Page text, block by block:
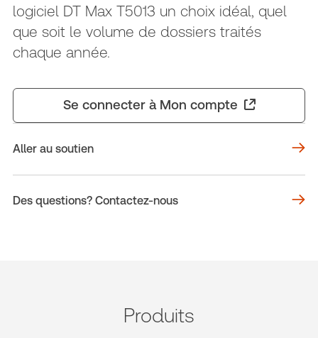
logiciel DT Max T5013 un choix idéal, quel
que soit le volume de dossiers traités
chaque année.
Se connecter à Mon compte
Aller au soutien
Des questions? Contactez-nous
Produits